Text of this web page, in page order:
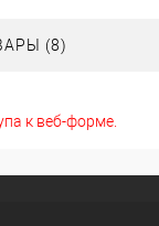
(8)
к веб-форме.